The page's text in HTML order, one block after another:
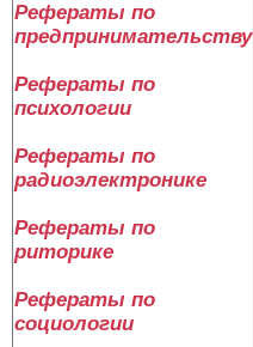
Рефераты по
предпринимательству
Рефераты по
психологии
Рефераты по
радиоэлектронике
Рефераты по
риторике
Рефераты по
социологии